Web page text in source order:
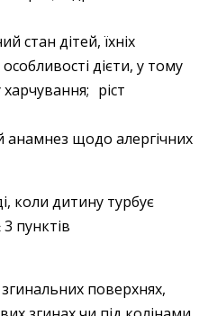
стан дітей, їхніх
дієти, у тому
харчування; ріст
анамнез щодо алергічних
коли дитину турбує
пунктів
поверхнях,